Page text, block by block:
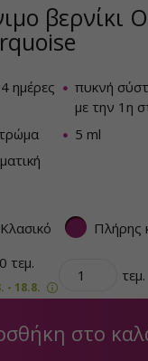
βερνίκι
ημέρες
πυκνή
με την 1η
5 ml
Κλασικό
Πλήρης
τεμ.
- 18.8.
τεμ.
στο